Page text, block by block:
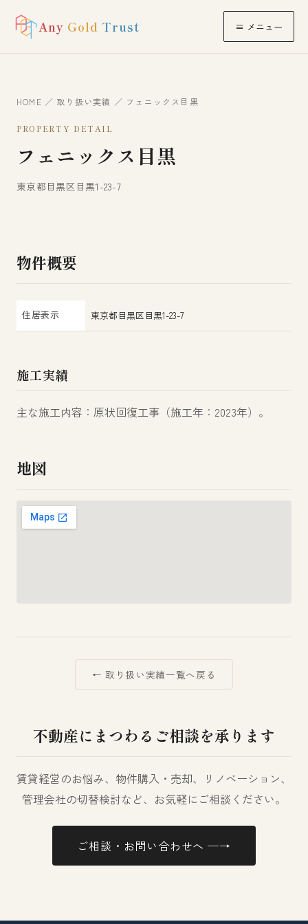
Any Gold Trust ≡ メニュー
HOME ／ 取り扱い実績 ／ フェニックス目黒
PROPERTY DETAIL
フェニックス目黒
東京都目黒区目黒1-23-7
物件概要
住居表示 東京都目黒区目黒1-23-7
施工実績
主な施工内容：原状回復工事（施工年：2023年）。
地図
← 取り扱い実績一覧へ戻る
不動産にまつわるご相談を承ります
賃貸経営のお悩み、物件購入・売却、リノベーション、
管理会社の切替検討など、お気軽にご相談ください。
ご相談・お問い合わせへ ─→